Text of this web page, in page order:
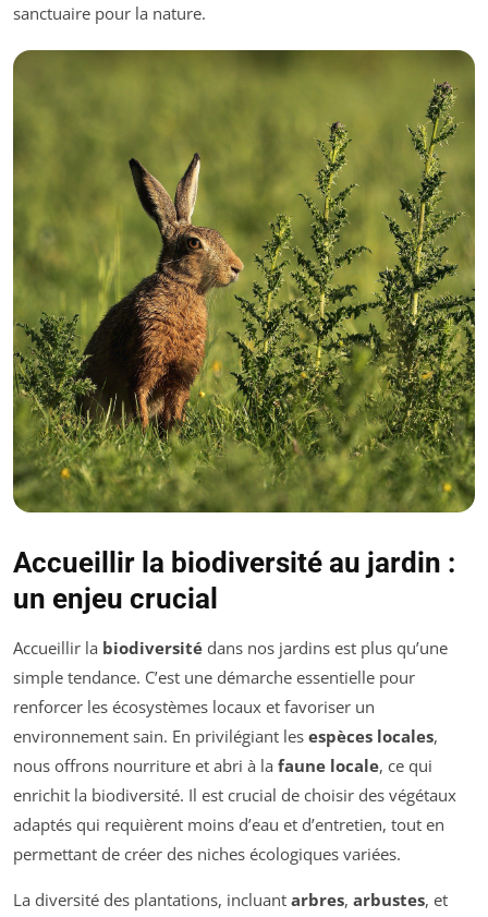
sanctuaire pour la nature.
Accueillir la biodiversité au jardin :
un enjeu crucial
Accueillir la biodiversité dans nos jardins est plus qu’une
simple tendance. C’est une démarche essentielle pour
renforcer les écosystèmes locaux et favoriser un
environnement sain. En privilégiant les espèces locales,
nous offrons nourriture et abri à la faune locale, ce qui
enrichit la biodiversité. Il est crucial de choisir des végétaux
adaptés qui requièrent moins d’eau et d’entretien, tout en
permettant de créer des niches écologiques variées.
La diversité des plantations, incluant arbres, arbustes, et